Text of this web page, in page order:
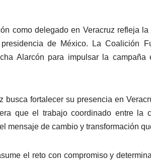
como delegado en Veracruz refleja
de México. La Coalición
Alarcón para impulsar la
busca fortalecer su presencia en
que el trabajo coordinado entre la
mensaje de cambio y transformación
el reto con compromiso y